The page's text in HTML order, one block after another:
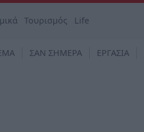
Τουρισμός Life
ΣΑΝ ΣΗΜΕΡΑ ΕΡΓΑΣΙΑ